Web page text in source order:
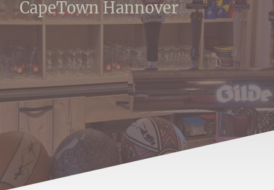
CapeTown Hannover